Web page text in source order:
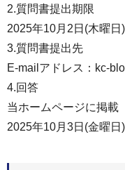
2.質問書提出期限
2025年10月2日(木曜
3.質問書提出先
E-mailアドレス：kc-
4.回答
当ホームページに掲載
2025年10月3日(金曜日